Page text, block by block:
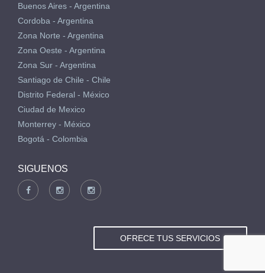
Buenos Aires - Argentina
Cordoba - Argentina
Zona Norte - Argentina
Zona Oeste - Argentina
Zona Sur - Argentina
Santiago de Chile - Chile
Distrito Federal - México
Ciudad de Mexico
Monterrey - México
Bogotá - Colombia
SIGUENOS
OFRECE TUS SERVICIOS